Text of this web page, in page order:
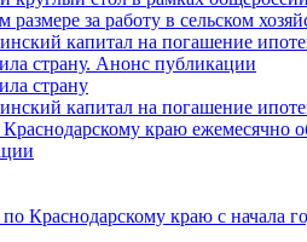
за работу в сельском
капитал на погашение
страну. Анонс публикации
страну
капитал на погашение
краю ежемесячно
Краснодарскому краю с начала